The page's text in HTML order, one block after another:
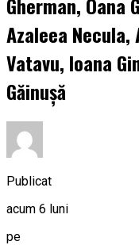
Azaleea Necula,
Vatavu, Ioana
Găinușă
Publicat
acum 6 luni
pe